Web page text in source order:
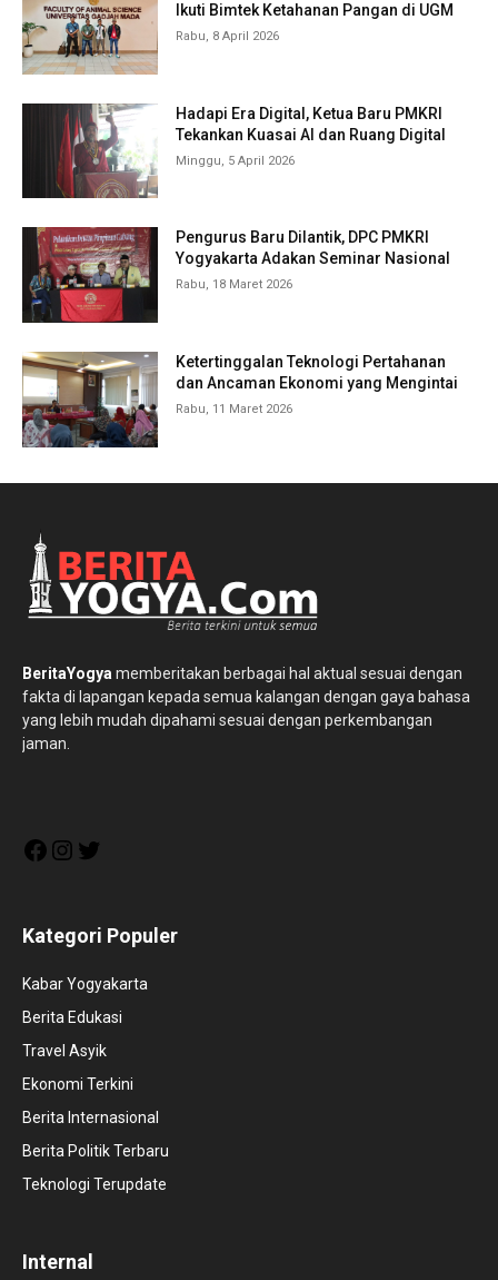
Ikuti Bimtek Ketahanan Pangan di UGM
Rabu, 8 April 2026
Hadapi Era Digital, Ketua Baru PMKRI
Tekankan Kuasai AI dan Ruang Digital
Minggu, 5 April 2026
Pengurus Baru Dilantik, DPC PMKRI
Yogyakarta Adakan Seminar Nasional
Rabu, 18 Maret 2026
Ketertinggalan Teknologi Pertahanan
dan Ancaman Ekonomi yang Mengintai
Rabu, 11 Maret 2026
BeritaYogya memberitakan berbagai hal aktual sesuai dengan
fakta di lapangan kepada semua kalangan dengan gaya bahasa
yang lebih mudah dipahami sesuai dengan perkembangan
jaman.
FacebookInstagram
Kategori Populer
Kabar Yogyakarta
Berita Edukasi
Travel Asyik
Ekonomi Terkini
Berita Internasional
Berita Politik Terbaru
Teknologi Terupdate
Internal